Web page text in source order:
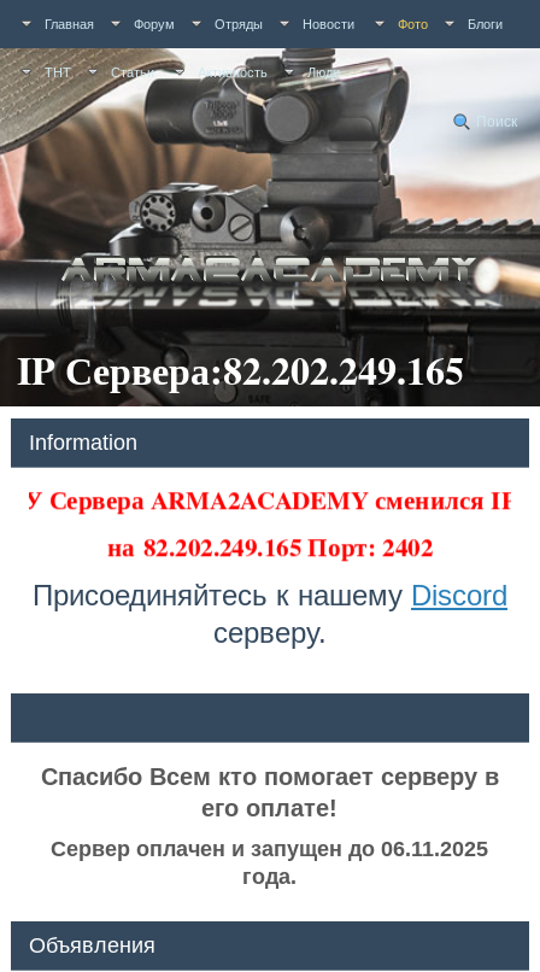
Главная Форум Отряды Новости Фото Блоги
ТНТ Статьи Активность Люди
Поиск
IP Сервера:82.202.249.165
Information
У Сервера ARMA2ACADEMY сменился IP
на82.202.249.165 Порт: 2402
Присоединяйтесь к нашему Discord
серверу.
Спасибо Всем кто помогает серверу в
его оплате!
Сервер оплачен и запущен до 06.11.2025
года.
Объявления